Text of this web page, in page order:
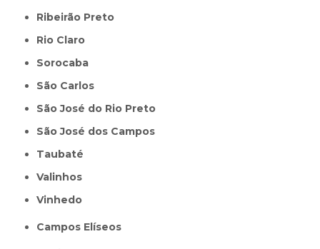
Ribeirão Preto
Rio Claro
Sorocaba
São Carlos
São José do Rio Preto
São José dos Campos
Taubaté
Valinhos
Vinhedo
Campos Elíseos